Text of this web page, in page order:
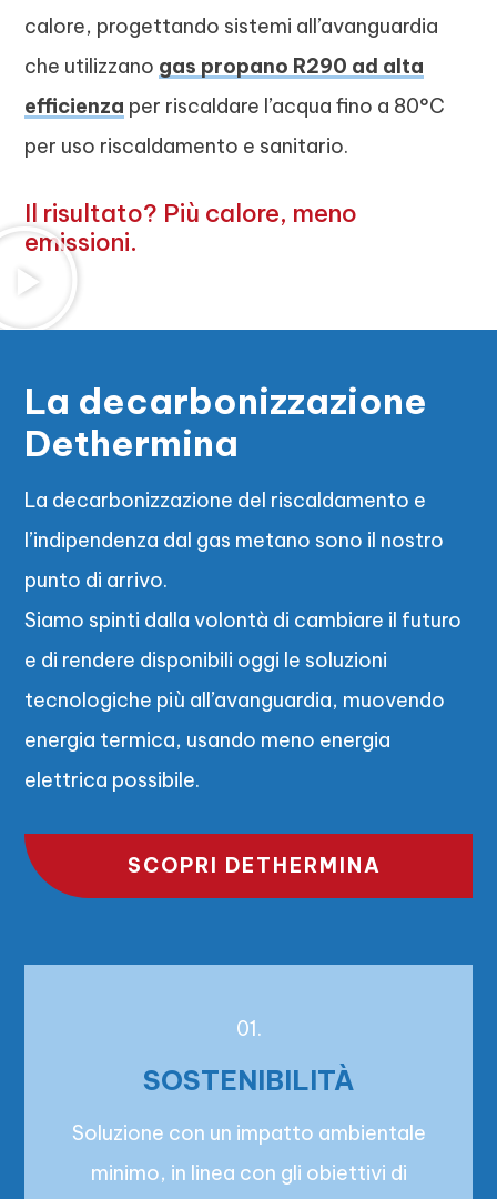
calore, progettando sistemi all’avanguardia
che utilizzano gas propano R290 ad alta
efficienza per riscaldare l’acqua fino a 80°C
per uso riscaldamento e sanitario.
Il risultato? Più calore, meno
emissioni.
La decarbonizzazione
Dethermina
La decarbonizzazione del riscaldamento e
l’indipendenza dal gas metano sono il nostro
punto di arrivo.
Siamo spinti dalla volontà di cambiare il futuro
e di rendere disponibili oggi le soluzioni
tecnologiche più all’avanguardia, muovendo
energia termica, usando meno energia
elettrica possibile.
SCOPRI DETHERMINA
01.
SOSTENIBILITÀ
Soluzione con un impatto ambientale
minimo, in linea con gli obiettivi di